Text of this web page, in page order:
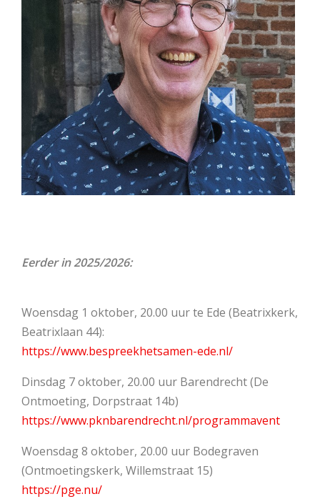
Eerder in 2025/2026:
Woensdag 1 oktober, 20.00 uur te Ede (Beatrixkerk,
Beatrixlaan 44):
https://www.bespreekhetsamen-ede.nl/
Dinsdag 7 oktober, 20.00 uur Barendrecht (De
Ontmoeting, Dorpstraat 14b)
https://www.pknbarendrecht.nl/programmavent
Woensdag 8 oktober, 20.00 uur Bodegraven
(Ontmoetingskerk, Willemstraat 15)
https://pge.nu/